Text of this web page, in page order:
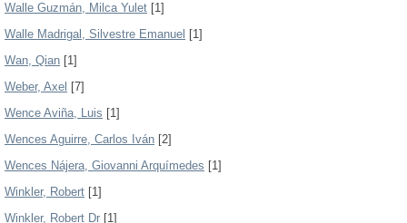
Walle Guzmán, Milca Yulet [1]
Walle Madrigal, Silvestre Emanuel [1]
Wan, Qian [1]
Weber, Axel [7]
Wence Aviña, Luis [1]
Wences Aguirre, Carlos Iván [2]
Wences Nájera, Giovanni Arquímedes [1]
Winkler, Robert [1]
Winkler, Robert Dr [1]